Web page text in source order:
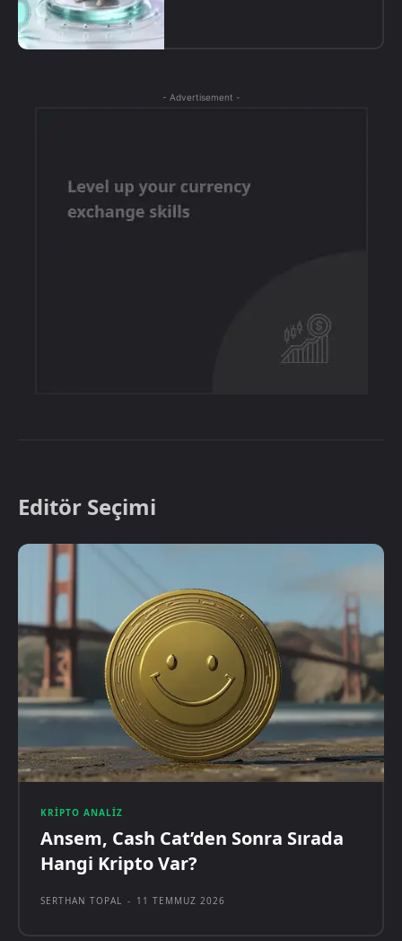
- Advertisement -
Editör Seçimi
KRIPTO ANALIZ
Ansem, Cash Cat’den Sonra Sırada
Hangi Kripto Var?
SERTHAN TOPAL - 11 TEMMUZ 2026